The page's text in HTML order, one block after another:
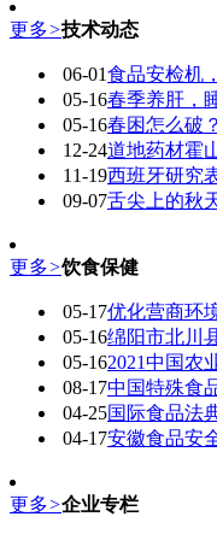
更多>技术动态
06-01食品安检机
05-16春季养肝，
05-16春困怎么破
12-24道地药材霍
11-19西班牙研究
09-07舌尖上的秋
更多>饮食保健
05-17优化营商环
05-16绵阳市北川
05-162021中国农
08-17中国特殊食
04-25国际食品法
04-17安徽食品安
更多>企业专栏